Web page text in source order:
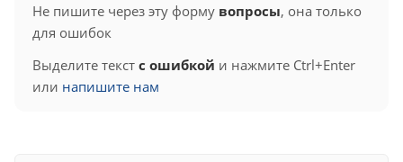
Не пишите через эту форму вопросы, она только
для ошибок
Выделите текст с ошибкой и нажмите Ctrl+Enter
или напишите нам